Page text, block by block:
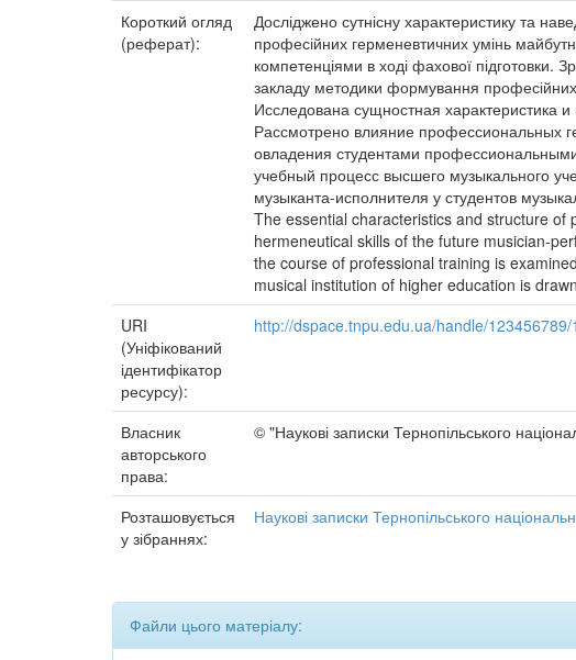
Короткий огляд
(реферат):
Досліджено сутнісну характеристику та
професійних герменевтичних умінь
компетенціями в ході фахової підготовки.
закладу методики формування професійних
Исследована сущностная характеристика
Рассмотрено влияние профессиональных
овладения студентами
учебный процесс высшего музыкального
музыканта-исполнителя у студентов
The essential characteristics and structure
hermeneutical skills of the future musician-
the course of professional training is
musical institution of higher education is
URI
(Уніфікований
ідентифікатор
ресурсу):
http://dspace.tnpu.edu.ua/handle/123456789/
Власник
авторського
права:
© "Наукові записки Тернопільського
Розташовується
у зібраннях:
Наукові записки Тернопільського
Файли цього матеріалу: